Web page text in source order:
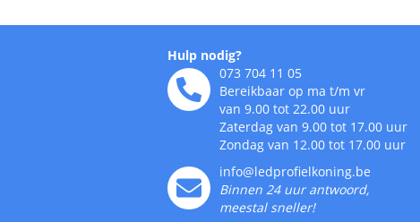
Hulp nodig?
073 704 11 05
Bereikbaar op ma t/m vr
van 9.00 tot 22.00 uur
Zaterdag van 9.00 tot 17.00 uur
Zondag van 12.00 tot 17.00 uur
info@ledprofielkoning.be
Binnen 24 uur antwoord,
meestal sneller!